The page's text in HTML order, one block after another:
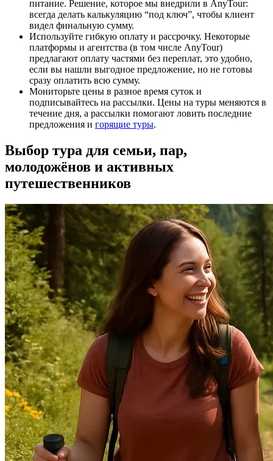
питание. Решение, которое мы внедрили в AnyTour:
всегда делать калькуляцию “под ключ”, чтобы клиент
видел финальную сумму.
Используйте гибкую оплату и рассрочку. Некоторые
платформы и агентства (в том числе AnyTour)
предлагают оплату частями без переплат, это удобно,
если вы нашли выгодное предложение, но не готовы
сразу оплатить всю сумму.
Мониторьте цены в разное время суток и
подписывайтесь на рассылки. Цены на туры меняются в
течение дня, а рассылки помогают ловить последние
предложения и горящие туры.
Выбор тура для семьи, пар,
молодожёнов и активных
путешественников